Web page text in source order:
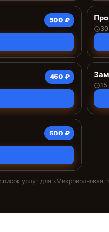
500 ₽
450 ₽
15
500 ₽
услуг для «Микроволновая